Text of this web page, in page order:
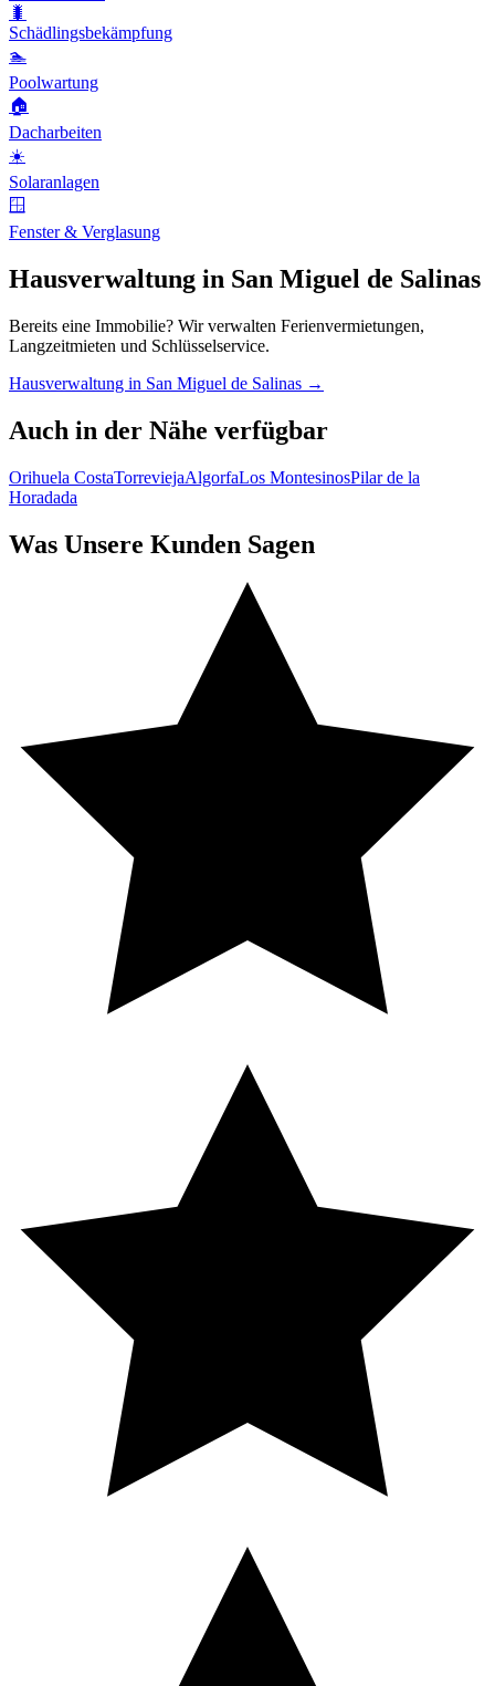
🐛
Schädlingsbekämpfung
🏊
Poolwartung
🏠
Dacharbeiten
☀️
Solaranlagen
🪟
Fenster & Verglasung
Hausverwaltung in San Miguel de Salinas
Bereits eine Immobilie? Wir verwalten Ferienvermietungen,
Langzeitmieten und Schlüsselservice.
Hausverwaltung in San Miguel de Salinas →
Auch in der Nähe verfügbar
Orihuela CostaTorreviejaAlgorfaLos MontesinosPilar de la
Horadada
Was Unsere Kunden Sagen